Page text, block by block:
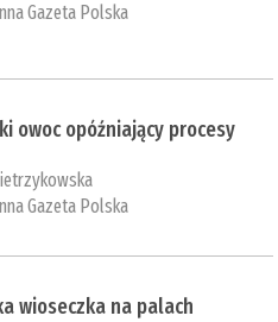
Gazeta Polska
owoc opóźniający procesy
Gazeta Polska
wioseczka na palach